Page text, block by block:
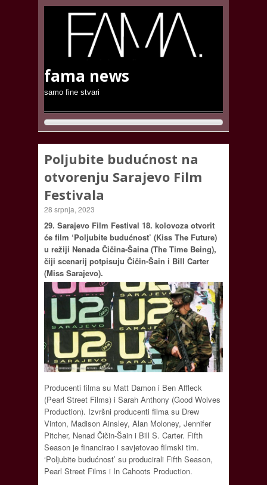
fama news
samo fine stvari
Poljubite budućnost na
otvorenju Sarajevo Film
Festivala
28 srpnja, 2023
29. Sarajevo Film Festival 18. kolovoza otvorit
će film ‘Poljubite budućnost’ (Kiss The Future)
u režiji Nenada Čičina-Šaina (The Time Being),
čiji scenarij potpisuju Čičin-Šain i Bill Carter
(Miss Sarajevo).
Producenti filma su Matt Damon i Ben Affleck
(Pearl Street Films) i Sarah Anthony (Good Wolves
Production). Izvršni producenti filma su Drew
Vinton, Madison Ainsley, Alan Moloney, Jennifer
Pitcher, Nenad Čičin-Šain i Bill S. Carter. Fifth
Season je financirao i savjetovao filmski tim.
‘Poljubite budućnost’ su producirali Fifth Season,
Pearl Street Films i In Cahoots Production.